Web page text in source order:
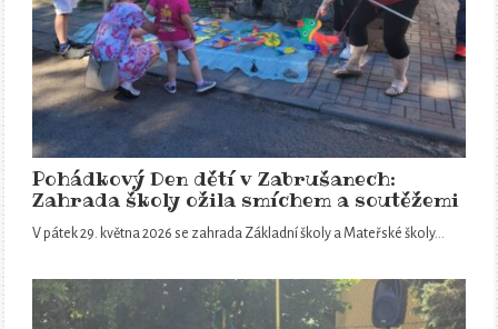
Pohádkový Den dětí v Zabrušanech:
Zahrada školy ožila smíchem a soutěžemi
V pátek 29. května 2026 se zahrada Základní školy a Mateřské školy…